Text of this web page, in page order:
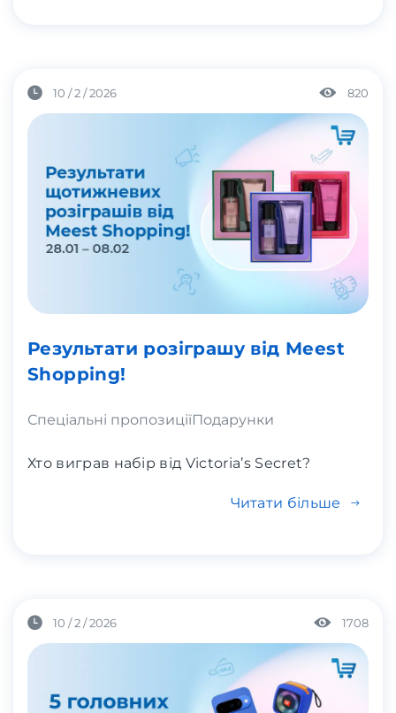
10 / 2 / 2026 820
Результати розіграшу від Meest
Shopping!
Спеціальні пропозиціїПодарунки
Хто виграв набір від Victoria’s Secret?
Читати більше
10 / 2 / 2026 1708